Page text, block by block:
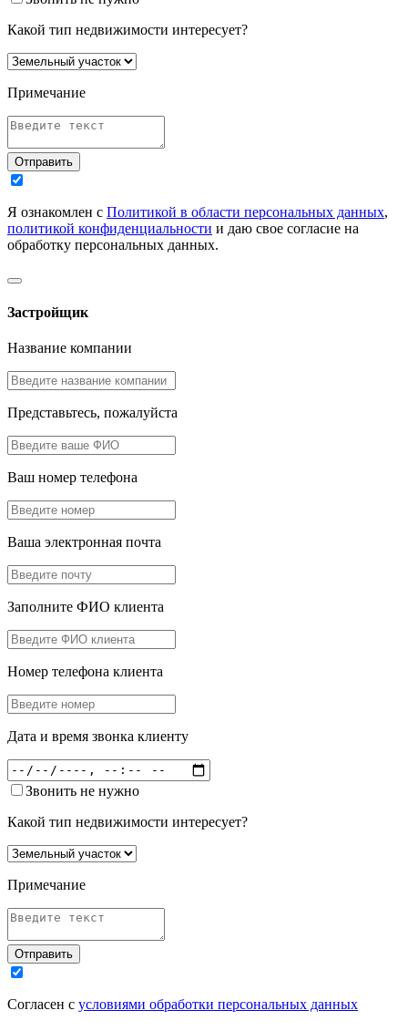
Какой тип недвижимости интересует?
Примечание
Отправить
Я ознакомлен с Политикой в области персональных данных,
политикой конфиденциальности и даю свое согласие на
обработку персональных данных.
Застройщик
Название компании
Представьтесь, пожалуйста
Ваш номер телефона
Ваша электронная почта
Заполните ФИО клиента
Номер телефона клиента
Дата и время звонка клиенту
Звонить не нужно
Какой тип недвижимости интересует?
Примечание
Отправить
Согласен с условиями обработки персональных данных